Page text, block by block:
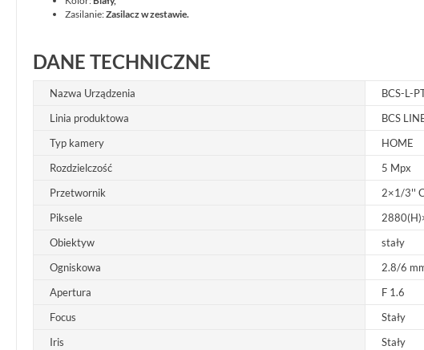
PROMOCJA
BCS-B-SP08G02G BCS BASIC SWITCH POE
BCS-B-SP08G02G
NETTO: 295,20 zł
Zasilanie:Zasilacz w zestawie.
DANE TECHNICZNE
Nazwa Urządzenia
BCS-L-
Linia produktowa
BCS
Typ kamery
HOME
Rozdzielczość
5 Mpx
Przetwornik
2×1/3''
Piksele
Obiektyw
stały
Ogniskowa
2.8/6
Apertura
F 1.6
Focus
Stały
Iris
Stały